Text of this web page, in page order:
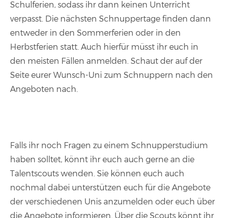
Schulferien, sodass ihr dann keinen Unterricht
verpasst. Die nächsten Schnuppertage finden dann
entweder in den Sommerferien oder in den
Herbstferien statt. Auch hierfür müsst ihr euch in
den meisten Fällen anmelden. Schaut der auf der
Seite eurer Wunsch-Uni zum Schnuppern nach den
Angeboten nach.
Falls ihr noch Fragen zu einem Schnupperstudium
haben solltet, könnt ihr euch auch gerne an die
Talentscouts wenden. Sie können euch auch
nochmal dabei unterstützen euch für die Angebote
der verschiedenen Unis anzumelden oder euch über
die Angebote informieren. Über die Scouts könnt ihr